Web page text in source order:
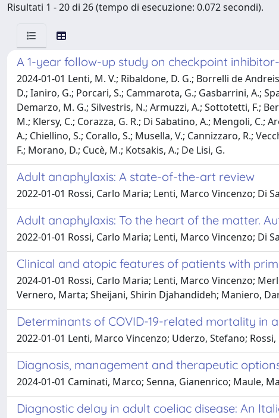
Risultati 1 - 20 di 26 (tempo di esecuzione: 0.072 secondi).
A 1-year follow-up study on checkpoint
2024-01-01 Lenti, M. V.; Ribaldone, D. G.; Borrelli de
D.; Ianiro, G.; Porcari, S.; Cammarota, G.; Gasbarrini, A.;
Demarzo, M. G.; Silvestris, N.; Armuzzi, A.; Sottotetti, F.;
M.; Klersy, C.; Corazza, G. R.; Di Sabatino, A.; Mengoli, C.;
A.; Chiellino, S.; Corallo, S.; Musella, V.; Cannizzaro, R.;
F.; Morano, D.; Cucè, M.; Kotsakis, A.; De Lisi, G.
Adult anaphylaxis: A state-of-the-art review
2022-01-01 Rossi, Carlo Maria; Lenti, Marco Vincenzo; Di
Adult anaphylaxis: To the heart of the matter.
2022-01-01 Rossi, Carlo Maria; Lenti, Marco Vincenzo; Di
Clinical and atopic features of patients with
2024-01-01 Rossi, Carlo Maria; Lenti, Marco Vincenzo;
Vernero, Marta; Sheijani, Shirin Djahandideh; Maniero,
Determinants of COVID-19-related mortality in
2022-01-01 Lenti, Marco Vincenzo; Uderzo, Stefano;
Diagnosis, management and therapeutic
2024-01-01 Caminati, Marco; Senna, Gianenrico; Maule,
Diagnostic delay in adult coeliac disease: An